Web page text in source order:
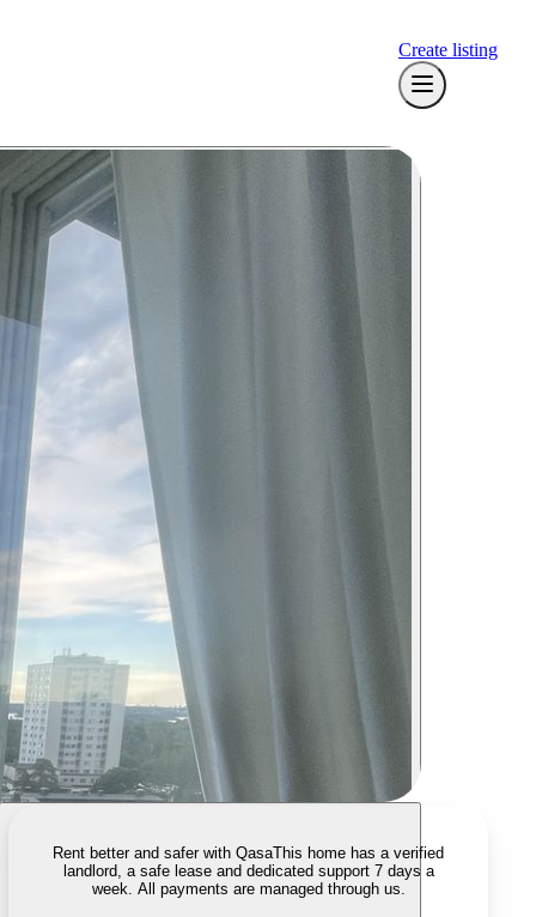
Create listing
Rent better and safer with QasaThis home has a verified
landlord, a safe lease and dedicated support 7 days a
week. All payments are managed through us.